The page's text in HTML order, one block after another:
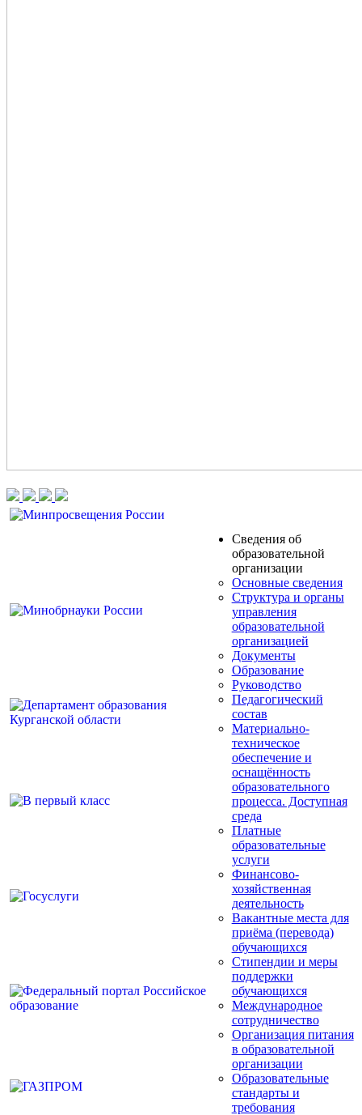
Сведения об
образовательной
организации
Основные сведения
Структура и органы
управления
образовательной
организацией
Документы
Образование
Руководство
Педагогический
состав
Материально-
техническое
обеспечение и
оснащённость
образовательного
процесса. Доступная
среда
Платные
образовательные
услуги
Финансово-
хозяйственная
деятельность
Вакантные места для
приёма (перевода)
обучающихся
Стипендии и меры
поддержки
обучающихся
Международное
сотрудничество
Организация питания
в образовательной
организации
Образовательные
стандарты и
требования